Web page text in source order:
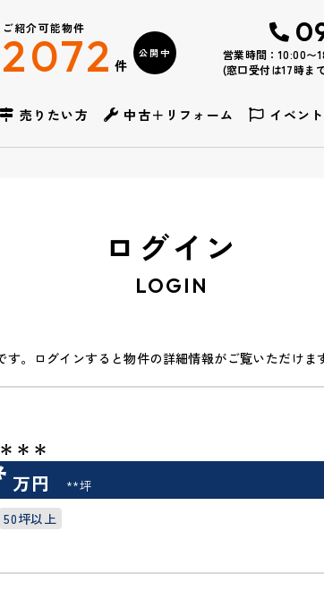
ご紹介可能物件
2072件
公開中 営業時間：10:00〜
(窓口受付は17時ま
売りたい方 中古＋リフォーム イベン
ログイン
LOGIN
。ログインすると物件の詳細情報がご覧いただけま
＊＊
万円
**坪
50坪以上